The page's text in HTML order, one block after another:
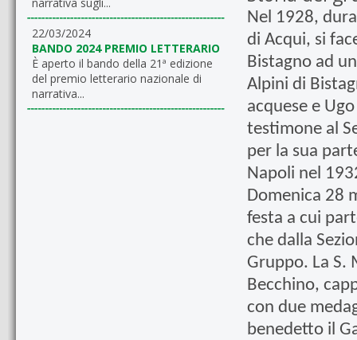
22/03/2024
BANDO 2024 PREMIO LETTERARIO
È aperto il bando della 21ª edizione
del premio letterario nazionale di
narrativa...
Nel 1928,
di Acqui, si
Bistagno ad
Alpini di
acquese e
testimone al
per la sua
Napoli nel
Domenica 28
festa a cui
che dalla
Gruppo. La S.
Becchino,
con due
benedetto il